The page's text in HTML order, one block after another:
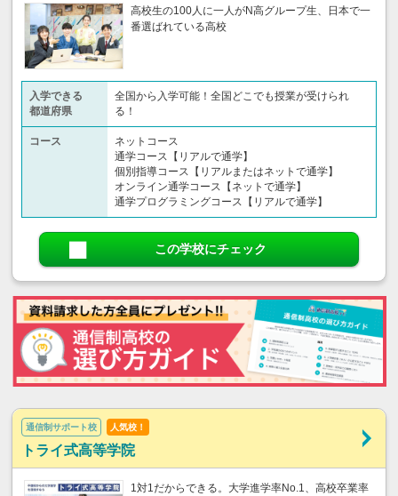
高校生の100人に一人がN高グループ生、日本で一
番選ばれている高校
入学できる
都道府県
全国から入学可能！全国どこでも授業が受けられ
る！
コース
ネットコース
通学コース【リアルで通学】
個別指導コース【リアルまたはネットで通学】
オンライン通学コース【ネットで通学】
通学プログラミングコース【リアルで通学】
この学校にチェック
通信制サポート校 人気校！
トライ式高等学院
1対1だからできる。大学進学率No.1、高校卒業率